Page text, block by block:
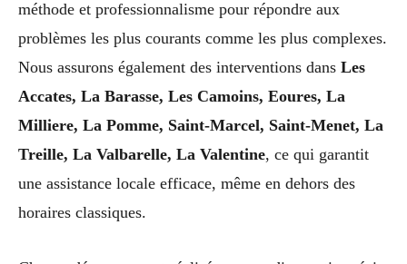
méthode et professionnalisme pour répondre aux
problèmes les plus courants comme les plus complexes.
Nous assurons également des interventions dans Les
Accates, La Barasse, Les Camoins, Eoures, La
Milliere, La Pomme, Saint-Marcel, Saint-Menet, La
Treille, La Valbarelle, La Valentine, ce qui garantit
une assistance locale efficace, même en dehors des
horaires classiques.